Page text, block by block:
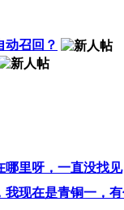
动召回？
哪里呀，一直没找见
现在是青铜一，